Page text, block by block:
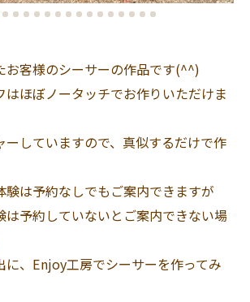
お客様のシーサーの作品です(^^)
はほぼノータッチでお作りいただけま
ーしていますので、真似するだけで作
験は予約なしでもご案内できますが
は予約していないとご案内できない場
に、Enjoy工房でシーサーを作ってみ